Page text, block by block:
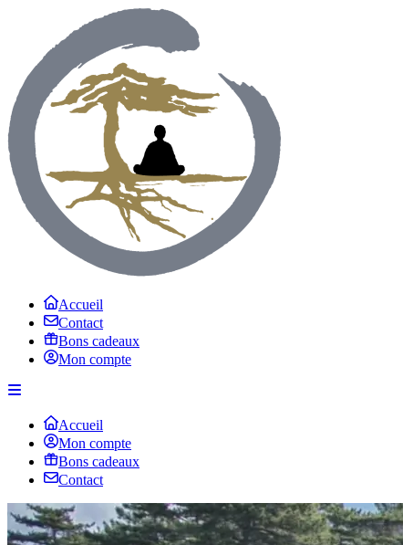
Accueil
Contact
Bons cadeaux
Mon compte
Accueil
Mon compte
Bons cadeaux
Contact